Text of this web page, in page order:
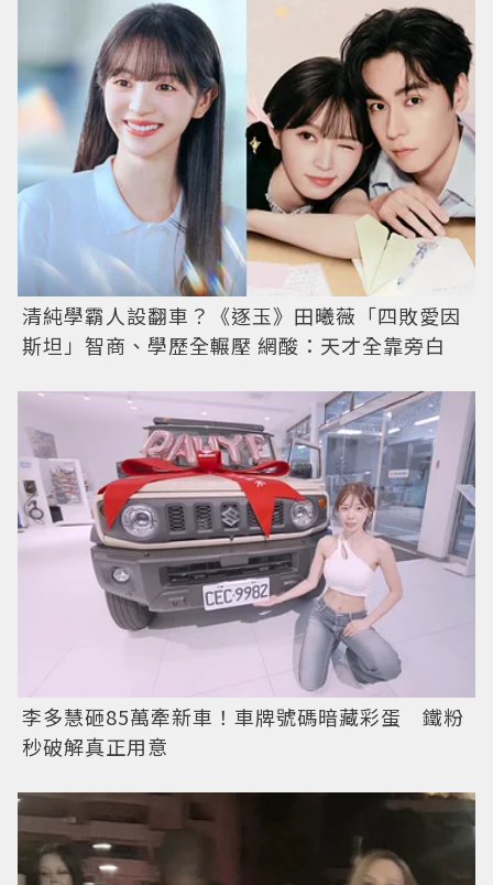
清純學霸人設翻車？《逐玉》田曦薇「四敗愛因
斯坦」智商、學歷全輾壓 網酸：天才全靠旁白
李多慧砸85萬牽新車！車牌號碼暗藏彩蛋 鐵粉
秒破解真正用意